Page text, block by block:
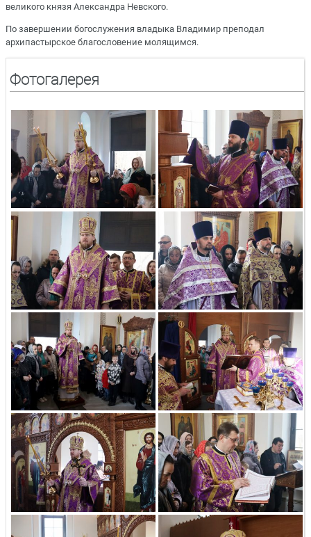
великого князя Александра Невского.
По завершении богослужения владыка Владимир преподал
архипастырское благословение молящимся.
Фотогалерея